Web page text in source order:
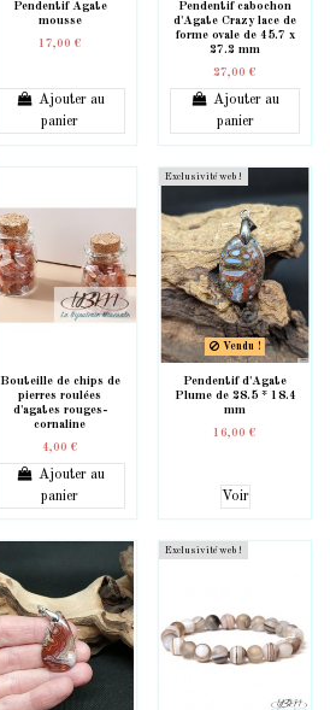
Pendentif Agate
mousse
17,00 €
Ajouter au
panier
Pendentif cabochon
d'Agate Crazy lace de
forme ovale de 45.7 x
27.2 mm
27,00 €
Ajouter au
panier
Bouteille de chips de
pierres roulées
d'agates rouges-
cornaline
4,00 €
Ajouter au
panier
Exclusivité web !
Vendu !
Pendentif d'Agate
Plume de 28.5 * 18.4
mm
16,00 €
Voir
Exclusivité web !